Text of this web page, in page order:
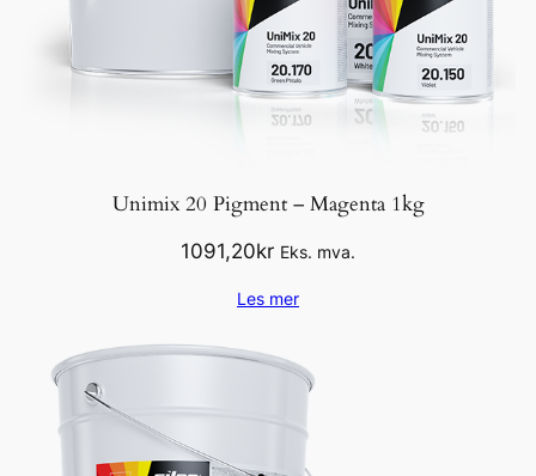
Unimix 20 Pigment – Magenta 1kg
1091,20kr Eks. mva.
Les mer